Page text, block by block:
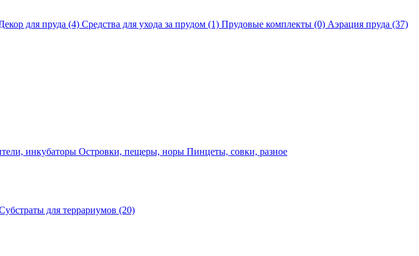
для пруда (4) Средства для ухода за прудом (1) Прудовые комплекты (0) Аэрация пруда (37)
инкубаторы Островки, пещеры, норы Пинцеты, совки, разное
для террариумов (20)